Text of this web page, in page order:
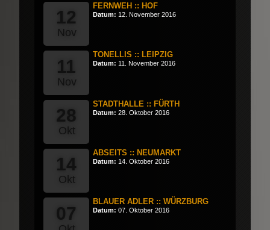
12
Nov
FERNWEH :: HOF
Datum: 12. November 2016
11
Nov
TONELLIS :: LEIPZIG
Datum: 11. November 2016
28
Okt
STADTHALLE :: FÜRTH
Datum: 28. Oktober 2016
14
Okt
ABSEITS :: NEUMARKT
Datum: 14. Oktober 2016
07
BLAUER ADLER :: WÜRZBURG
Datum: 07. Oktober 2016